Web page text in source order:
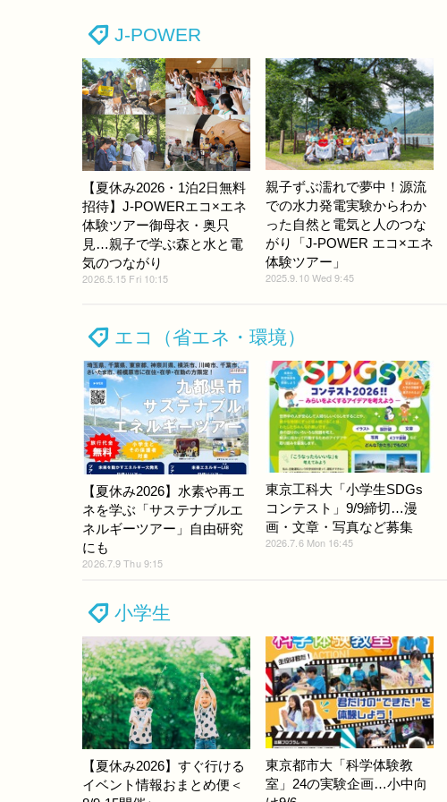
J-POWER
【夏休み2026・1泊2日無料
招待】J-POWERエコ×エネ
体験ツアー御母衣・奥只
見…親子で学ぶ森と水と電
気のつながり
2026.5.15 Fri 10:15
親子ずぶ濡れで夢中！源流
での水力発電実験からわか
った自然と電気と人のつな
がり「J-POWER エコ×エネ
体験ツアー」
2025.9.10 Wed 9:45
エコ（省エネ・環境）
【夏休み2026】水素や再エ
ネを学ぶ「サステナブルエ
ネルギーツアー」自由研究
にも
2026.7.9 Thu 9:15
東京工科大「小学生SDGs
コンテスト」9/9締切…漫
画・文章・写真など募集
2026.7.6 Mon 16:45
小学生
【夏休み2026】すぐ行ける
イベント情報おまとめ便＜
東京都市大「科学体験教
室」24の実験企画…小中向